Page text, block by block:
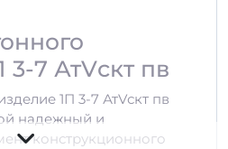
3-7 АтVскт пв
1П 3-7 АтVскт пв
надежный и
конструкционного